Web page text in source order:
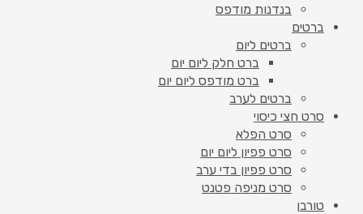
בנדנות מודפס
ברטים
ברטים ליום
ברט חלק ליום יום
ברט מודפס ליום יום
ברטים לערב
סרט חצי כיסוי
סרט הפלא
סרט פפיון ליום יום
סרט פפיון בדי ערב
סרט מניפה פטנט
טורבן